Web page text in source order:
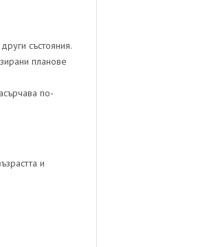
състояния.
планове
по-
и